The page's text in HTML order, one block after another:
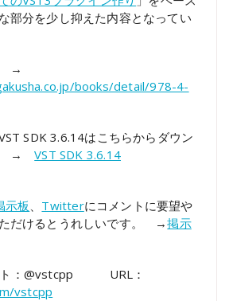
部分を少し抑えた内容となってい
→
books/detail/978-4-
SDK 3.6.14はこちらからダウン
。 →VST SDK 3.6.14
示板、 Twitterにコメントに要望や
だけるとうれしいです。 →掲示
ト：@vstcpp URL：
vstcpp